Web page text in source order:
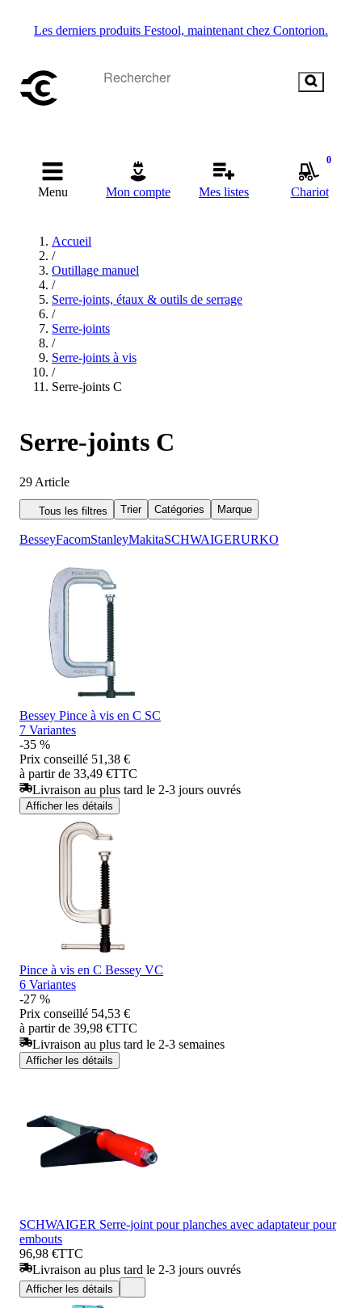
Les derniers produits Festool, maintenant chez Contorion.
Menu Mon compte Mes listes
0
Chariot
Accueil
/
Outillage manuel
/
Serre-joints, étaux & outils de serrage
/
Serre-joints
/
Serre-joints à vis
/
Serre-joints C
Serre-joints C
29 Article
Tous les filtres Trier Catégories Marque
BesseyFacomStanleyMakitaSCHWAIGERURKO
Bessey Pince à vis en C SC
7 Variantes
-35 %
Prix conseillé 51,38 €
à partir de 33,49 €TTC
Livraison au plus tard le 2-3 jours ouvrés
Afficher les détails
Pince à vis en C Bessey VC
6 Variantes
-27 %
Prix conseillé 54,53 €
à partir de 39,98 €TTC
Livraison au plus tard le 2-3 semaines
Afficher les détails
SCHWAIGER Serre-joint pour planches avec adaptateur pour
embouts
96,98 €TTC
Livraison au plus tard le 2-3 jours ouvrés
Afficher les détails